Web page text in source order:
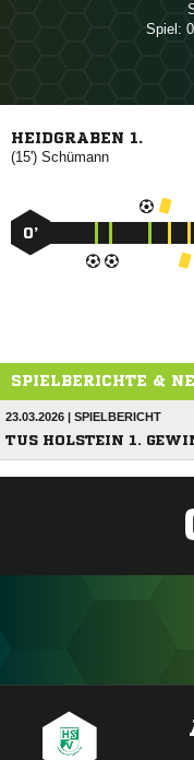
Spiel:
HEIDGRABEN 1.
(15') 
0’
SPIELBERICHTE &
23.03.2026 | SPIELBERICHT
TUS HOLSTEIN 1.